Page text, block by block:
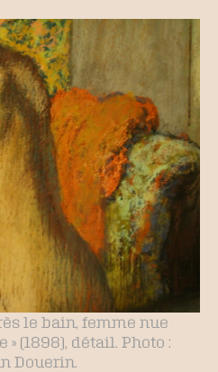
le bain, femme nue
» (1898), détail. Photo :
Douerin.